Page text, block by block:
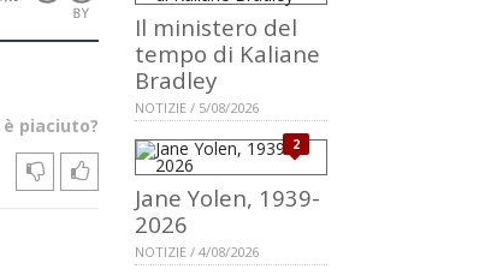
piaciuto?
Il ministero del
tempo di Kaliane
Bradley
NOTIZIE / 5/08/2026
2
Jane Yolen, 1939-
2026
NOTIZIE / 4/08/2026